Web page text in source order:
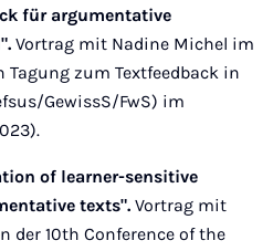
für argumentative
Vortrag mit Nadine Michel im
zum Textfeedback in
GewissS/FwS) im
of learner-sensitive
texts". Vortrag mit
der 10th Conference of the